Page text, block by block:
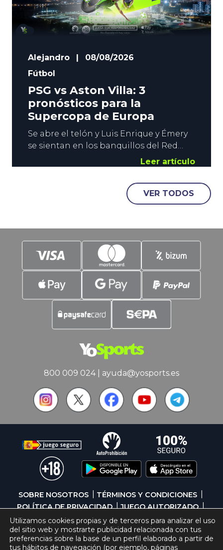
Alejandro
08/08/2026
Fútbol
PSG vs Aston Villa: 3
pronósticos para la
Supercopa de Europa
Se abre el telón y Luis Enrique y Émery
se sientan en los banquillos del Red
Bull Arena de Salzburgo. ¿Cómo se
llama la película? En efecto, este
miércoles se disputa la Supercopa de
Europa. El PSG vs Aston Villa
monopoliza el interés del Planeta
rodar el
Leer artículo
VER TODOS
800 009 024| ayuda@yosports.es
SOBRE NOSOTROS
TÉRMINOS Y CONDICIONES
POLÍTICA DE PRIVACIDAD
JUEGO AUTORIZADO
JUEGO SEGURO
CONTACTO
Copyright © 2023 YoSports
Operado por Bingosoft PLC, autorizada y regulada por el
Utilizamos cookies propias y de terceros para analizar el uso
del sitio web y mostrarte publicidad relacionada con tus
preferencias sobre la base de un perfil elaborado a partir de
tus hábitos de navegación (por ejemplo, páginas